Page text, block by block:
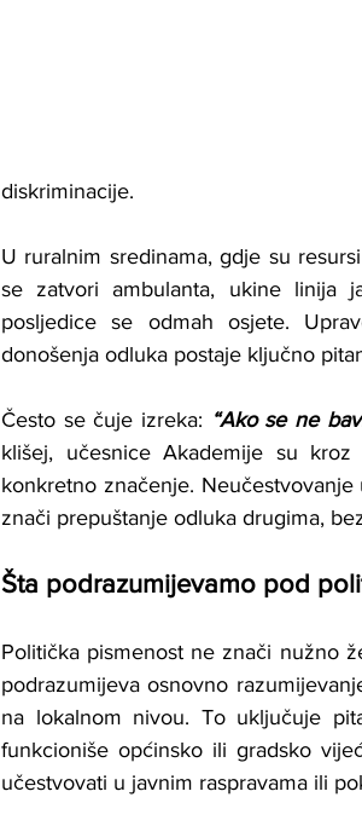
diskriminacije.
U ruralnim sredinama, gdje su
se zatvori ambulanta, ukine linija
posljedice se odmah osjete.
donošenja odluka postaje ključno
Često se čuje izreka: “Ako se ne
klišej, učesnice Akademije su
konkretno značenje.
znači prepuštanje odluka drugima,
Šta podrazumijevamo pod
Politička pismenost ne znači nužno
podrazumijeva osnovno
na lokalnom nivou. To uključuje
funkcioniše općinsko ili gradsko
učestvovati u javnim raspravama ili